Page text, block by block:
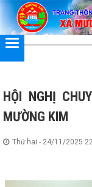
HỘI NGHỊ
MƯỜNG KIM
Thứ hai - 24/11/2025
Đã kết nối EMC